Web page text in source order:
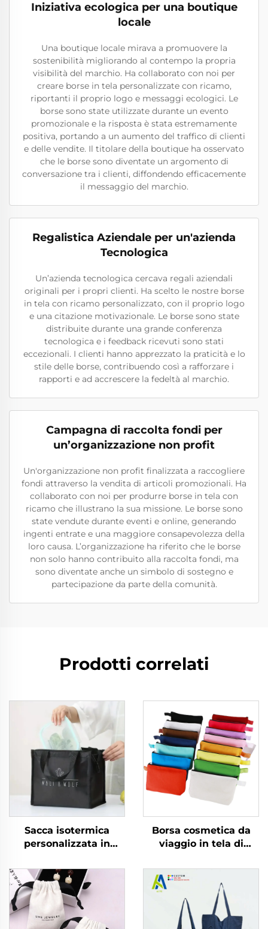
Iniziativa ecologica per una boutique
locale
Una boutique locale mirava a promuovere la
sostenibilità migliorando al contempo la propria
visibilità del marchio. Ha collaborato con noi per
creare borse in tela personalizzate con ricamo,
riportanti il proprio logo e messaggi ecologici. Le
borse sono state utilizzate durante un evento
promozionale e la risposta è stata estremamente
positiva, portando a un aumento del traffico di clienti
e delle vendite. Il titolare della boutique ha osservato
che le borse sono diventate un argomento di
conversazione tra i clienti, diffondendo efficacemente
il messaggio del marchio.
Regalistica Aziendale per un'azienda
Tecnologica
Un’azienda tecnologica cercava regali aziendali
originali per i propri clienti. Ha scelto le nostre borse
in tela con ricamo personalizzato, con il proprio logo
e una citazione motivazionale. Le borse sono state
distribuite durante una grande conferenza
tecnologica e i feedback ricevuti sono stati
eccezionali. I clienti hanno apprezzato la praticità e lo
stile delle borse, contribuendo così a rafforzare i
rapporti e ad accrescere la fedeltà al marchio.
Campagna di raccolta fondi per
un’organizzazione non profit
Un'organizzazione non profit finalizzata a raccogliere
fondi attraverso la vendita di articoli promozionali. Ha
collaborato con noi per produrre borse in tela con
ricamo che illustrano la sua missione. Le borse sono
state vendute durante eventi e online, generando
ingenti entrate e una maggiore consapevolezza della
loro causa. L’organizzazione ha riferito che le borse
non solo hanno contribuito alla raccolta fondi, ma
sono diventate anche un simbolo di sostegno e
partecipazione da parte della comunità.
Prodotti correlati
Sacca isotermica
personalizzata in
riutilizzabile in tessuto
non tessuto
impermeabile per
consegna cibo in
grosso mantiene
Borsa cosmetica da
viaggio in tela di
personalizzato, pratica
pochette ecologica
pieghevole con
chiusura lampo per
riporre trucchi, inclusa